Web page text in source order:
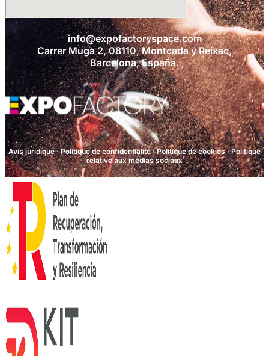
info@expofactoryspace.com
Carrer Muga 2, 08110, Montcada y Reixac,
Barcelona, España.
Avis juridique·Politique de confidentialité·Politique de cookies·Politique
relative aux médias sociaux